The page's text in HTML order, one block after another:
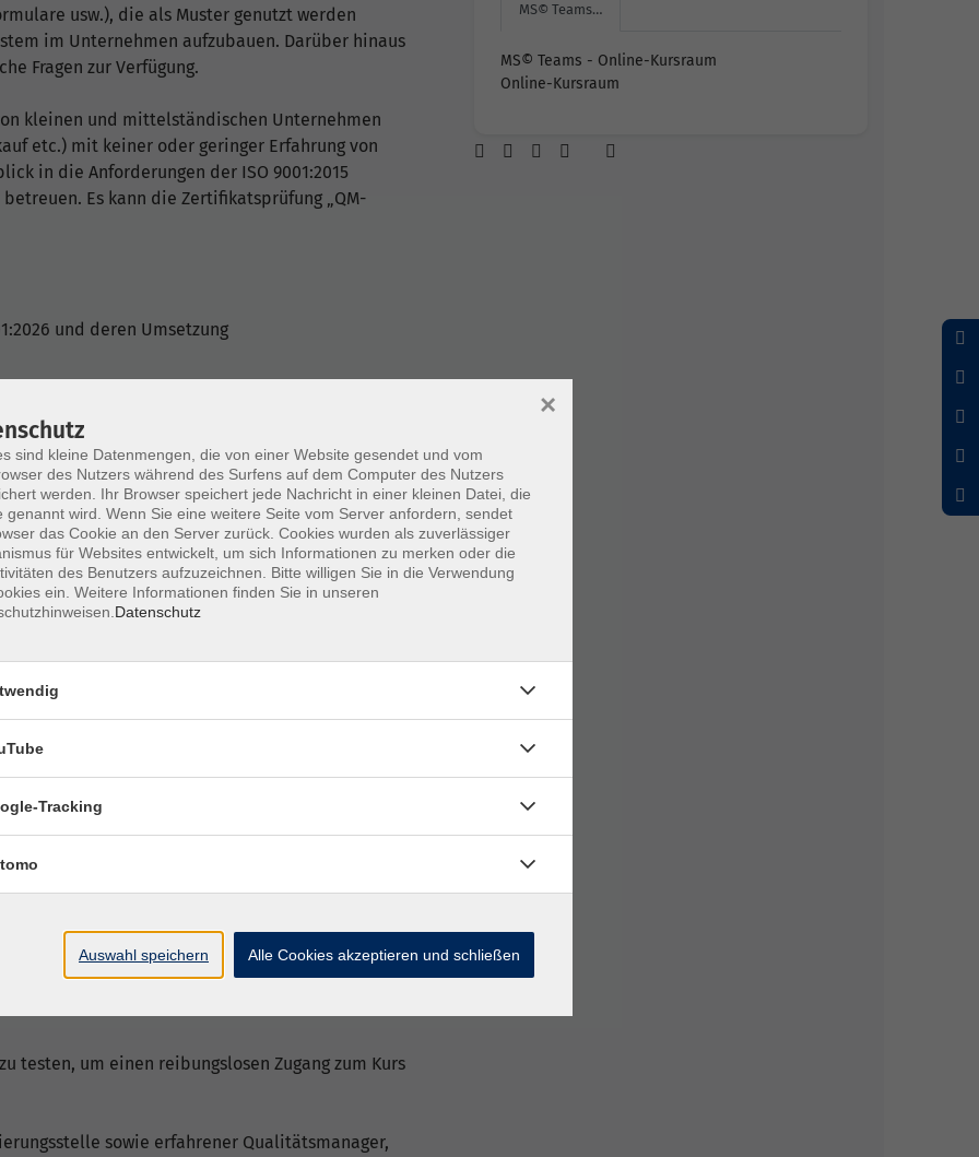
usw.), die als Muster genutzt werden
im Unternehmen aufzubauen. Darüber hinaus
Fragen zur Verfügung.
kleinen und mittelständischen Unternehmen
etc.) mit keiner oder geringer Erfahrung von
in die Anforderungen der ISO 9001:2015
Es kann die Zertifikatsprüfung „QM-
und deren Umsetzung
Software zu installieren. Die Lehrkraft stellt den
Microsoft-Teams-Link über die vhs zur
testen, um einen reibungslosen Zugang zum Kurs
sowie erfahrener Qualitätsmanager,
MS© Teams…
MS© Teams - Online-Kursraum
Online-Kursraum
sind kleine Datenmengen, die von einer Website gesendet und vom
des Nutzers während des Surfens auf dem Computer des Nutzers
werden. Ihr Browser speichert jede Nachricht in einer kleinen Datei, die
genannt wird. Wenn Sie eine weitere Seite vom Server anfordern, sendet
das Cookie an den Server zurück. Cookies wurden als zuverlässiger
für Websites entwickelt, um sich Informationen zu merken oder die
des Benutzers aufzuzeichnen. Bitte willigen Sie in die Verwendung
ein. Weitere Informationen finden Sie in unseren
Datenschutz
×
Tracking
Auswahl speichern Alle Cookies akzeptieren und schließen